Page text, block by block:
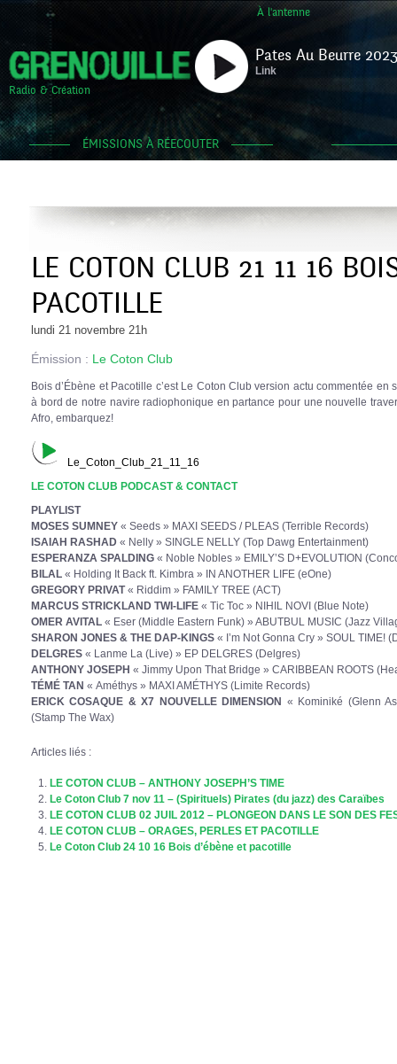
À l'antenne
Radio & Création
Pates Au Beurre
Link
ÉMISSIONS À RÉECOUTER
LE COTON CLUB 21 11 16
PACOTILLE
lundi 21 novembre 21h
Émission : Le Coton Club
Bois d’Ébène et Pacotille c’est Le Coton Club version actu commentée en
à bord de notre navire radiophonique en partance pour une nouvelle
Afro, embarquez!
Le_Coton_Club_21_11_16
LE COTON CLUB PODCAST & CONTACT
PLAYLIST
MOSES SUMNEY « Seeds » MAXI SEEDS / PLEAS (Terrible Records)
ISAIAH RASHAD « Nelly » SINGLE NELLY (Top Dawg Entertainment)
ESPERANZA SPALDING « Noble Nobles » EMILY’S D+EVOLUTION
BILAL « Holding It Back ft. Kimbra » IN ANOTHER LIFE (eOne)
GREGORY PRIVAT« Riddim » FAMILY TREE (ACT)
MARCUS STRICKLAND TWI-LIFE « Tic Toc » NIHIL NOVI (Blue Note)
OMER AVITAL « Eser (Middle Eastern Funk) » ABUTBUL MUSIC (Jazz
SHARON JONES & THE DAP-KINGS « I’m Not Gonna Cry » SOUL TIME!
DELGRES « Lanme La (Live) » EP DELGRES (Delgres)
ANTHONY JOSEPH « Jimmy Upon That Bridge » CARIBBEAN ROOTS
TÉMÉ TAN « Améthys » MAXI AMÉTHYS (Limite Records)
ERICK COSAQUE & X7 NOUVELLE DIMENSION
« Kominiké (Glenn
(Stamp The Wax)
Articles liés :
LE COTON CLUB – ANTHONY JOSEPH’S TIME
Le Coton Club 7 nov 11 – (Spirituels) Pirates (du jazz) des Caraïbes
LE COTON CLUB 02 JUIL 2012 – PLONGEON DANS LE SON DES
LE COTON CLUB – ORAGES, PERLES ET PACOTILLE
Le Coton Club 24 10 16 Bois d’ébène et pacotille